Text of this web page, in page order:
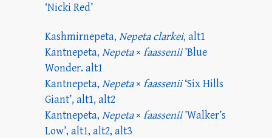
‘Nicki Red’
Kashmirnepeta, Nepeta clarkei, alt1
Kantnepeta, Nepeta× faassenii’Blue
Wonder. alt1
Kantnepeta, Nepeta× faassenii‘Six Hills
Giant’, alt1, alt2
Kantnepeta, Nepeta× faassenii’Walker’s
Low’, alt1, alt2, alt3